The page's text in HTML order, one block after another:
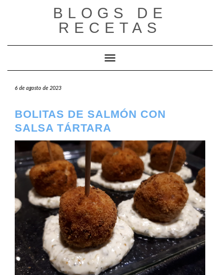
BLOGS DE
RECETAS
Cambiar modo de navegación
6 de agosto de 2023
BOLITAS DE SALMÓN CON
SALSA TÁRTARA